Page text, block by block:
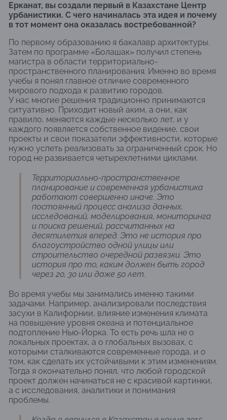
Ерканат, вы создали первый в Казахстане Центр
урбанистики. С чего начиналась эта идея и почему
в тот момент она оказалась востребованной?
По первому образованию я бакалавр архитектуры.
Затем по программе «Болашак» получил степень
магистра в области территориально-
пространственного планирования. Именно во время
учебы я понял главное отличие современного
мирового подхода к развитию городов.
У нас многие решения традиционно принимаются
ситуативно. Приходит новый аким, а они, как
правило, меняются каждые несколько лет, и у
каждого появляется собственное видение, свои
проекты и свои показатели эффективности, которые
нужно успеть реализовать за ограниченный срок. Но
город не развивается четырехлетними циклами.
Территориально-пространственное
планирование и современная урбанистика
работают совершенно иначе. Это
постоянный процесс анализа данных,
исследований, моделирования, мониторинга
и поиска решений, рассчитанных на
десятилетия вперед. Это не история про
благоустройство одной улицы или
строительство очередной развязки. Это
история про то, каким должен быть город
через 20, 30 или даже 50 лет.
Во время учебы мы занимались именно такими
задачами. Например, анализировали последствия
засухи в Калифорнии, влияние изменения климата
на повышение уровня океана и потенциальное
подтопление Нью-Йорка. То есть речь шла не о
локальных проектах, а о глобальных вызовах, с
которыми сталкиваются современные города, и о
том, как сделать их устойчивыми к этим изменениям.
Тогда я окончательно понял, что любой городской
проект должен начинаться не с красивой картинки,
а с исследования, аналитики и понимания
проблемы.